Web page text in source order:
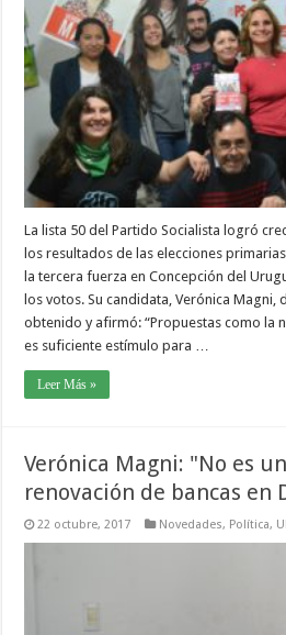
La lista 50 del Partido Socialista logró
los resultados de las elecciones
la tercera fuerza en Concepción del
los votos. Su candidata, Verónica Magni,
obtenido y afirmó: “Propuestas como la
es suficiente estímulo para …
Leer Más »
Verónica Magni: "No es
renovación de bancas en
22 octubre, 2017 Novedades, Política,